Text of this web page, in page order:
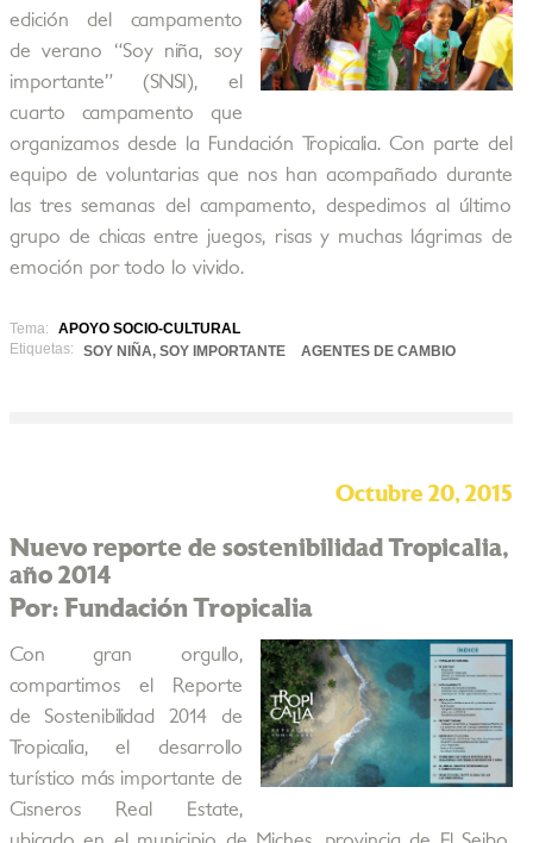
edición del campamento
de verano “Soy niña, soy
importante” (SNSI), el
cuarto campamento que
organizamos desde la Fundación Tropicalia. Con parte del
equipo de voluntarias que nos han acompañado durante
las tres semanas del campamento, despedimos al último
grupo de chicas entre juegos, risas y muchas lágrimas de
emoción por todo lo vivido.
Tema:
APOYO SOCIO-CULTURAL
Etiquetas:
SOY NIÑA, SOY IMPORTANTE AGENTES DE CAMBIO
Octubre 20, 2015
Nuevo reporte de sostenibilidad Tropicalia,
año 2014
Por: Fundación Tropicalia
Con gran orgullo,
compartimos el Reporte
de Sostenibilidad 2014 de
Tropicalia, el desarrollo
turístico más importante de
Cisneros Real Estate,